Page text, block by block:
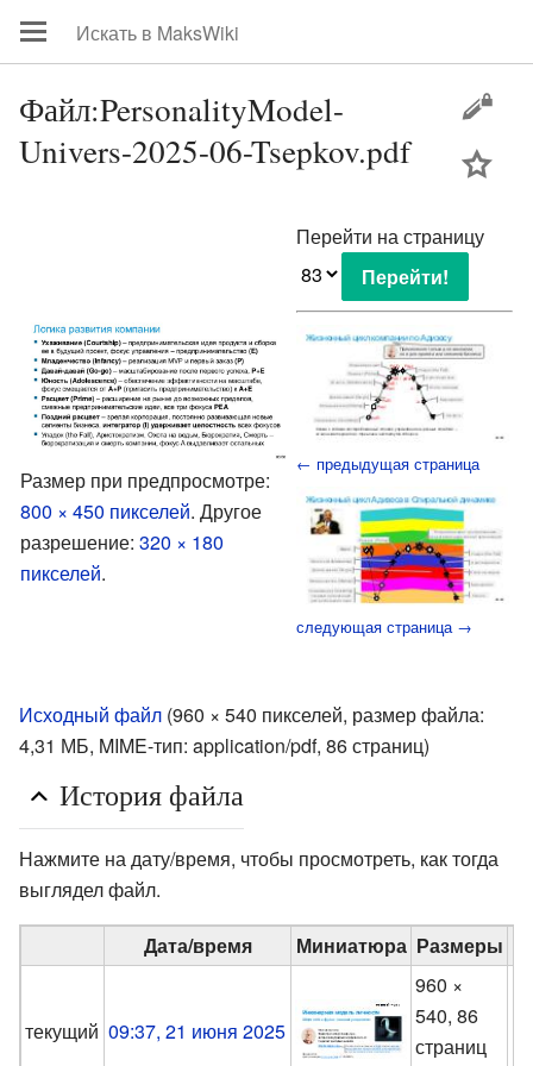
Файл:PersonalityModel-
Univers-2025-06-Tsepkov.pdf
Размер при предпросмотре:
800 × 450 пикселей. Другое
разрешение: 320 × 180
пикселей.
Перейти на страницу
← предыдущая страница
следующая страница →
Исходный файл (960 × 540 пикселей, размер файла:
4,31 МБ, MIME-тип: application/pdf, 86 страниц)
История файла
Нажмите на дату/время, чтобы просмотреть, как тогда
выглядел файл.
Дата/время Миниатюра Размеры
текущий 09:37, 21 июня 2025
960 ×
540, 86
страниц